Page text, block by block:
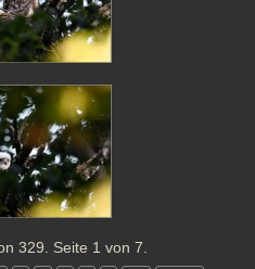
329. Seite 1 von 7.